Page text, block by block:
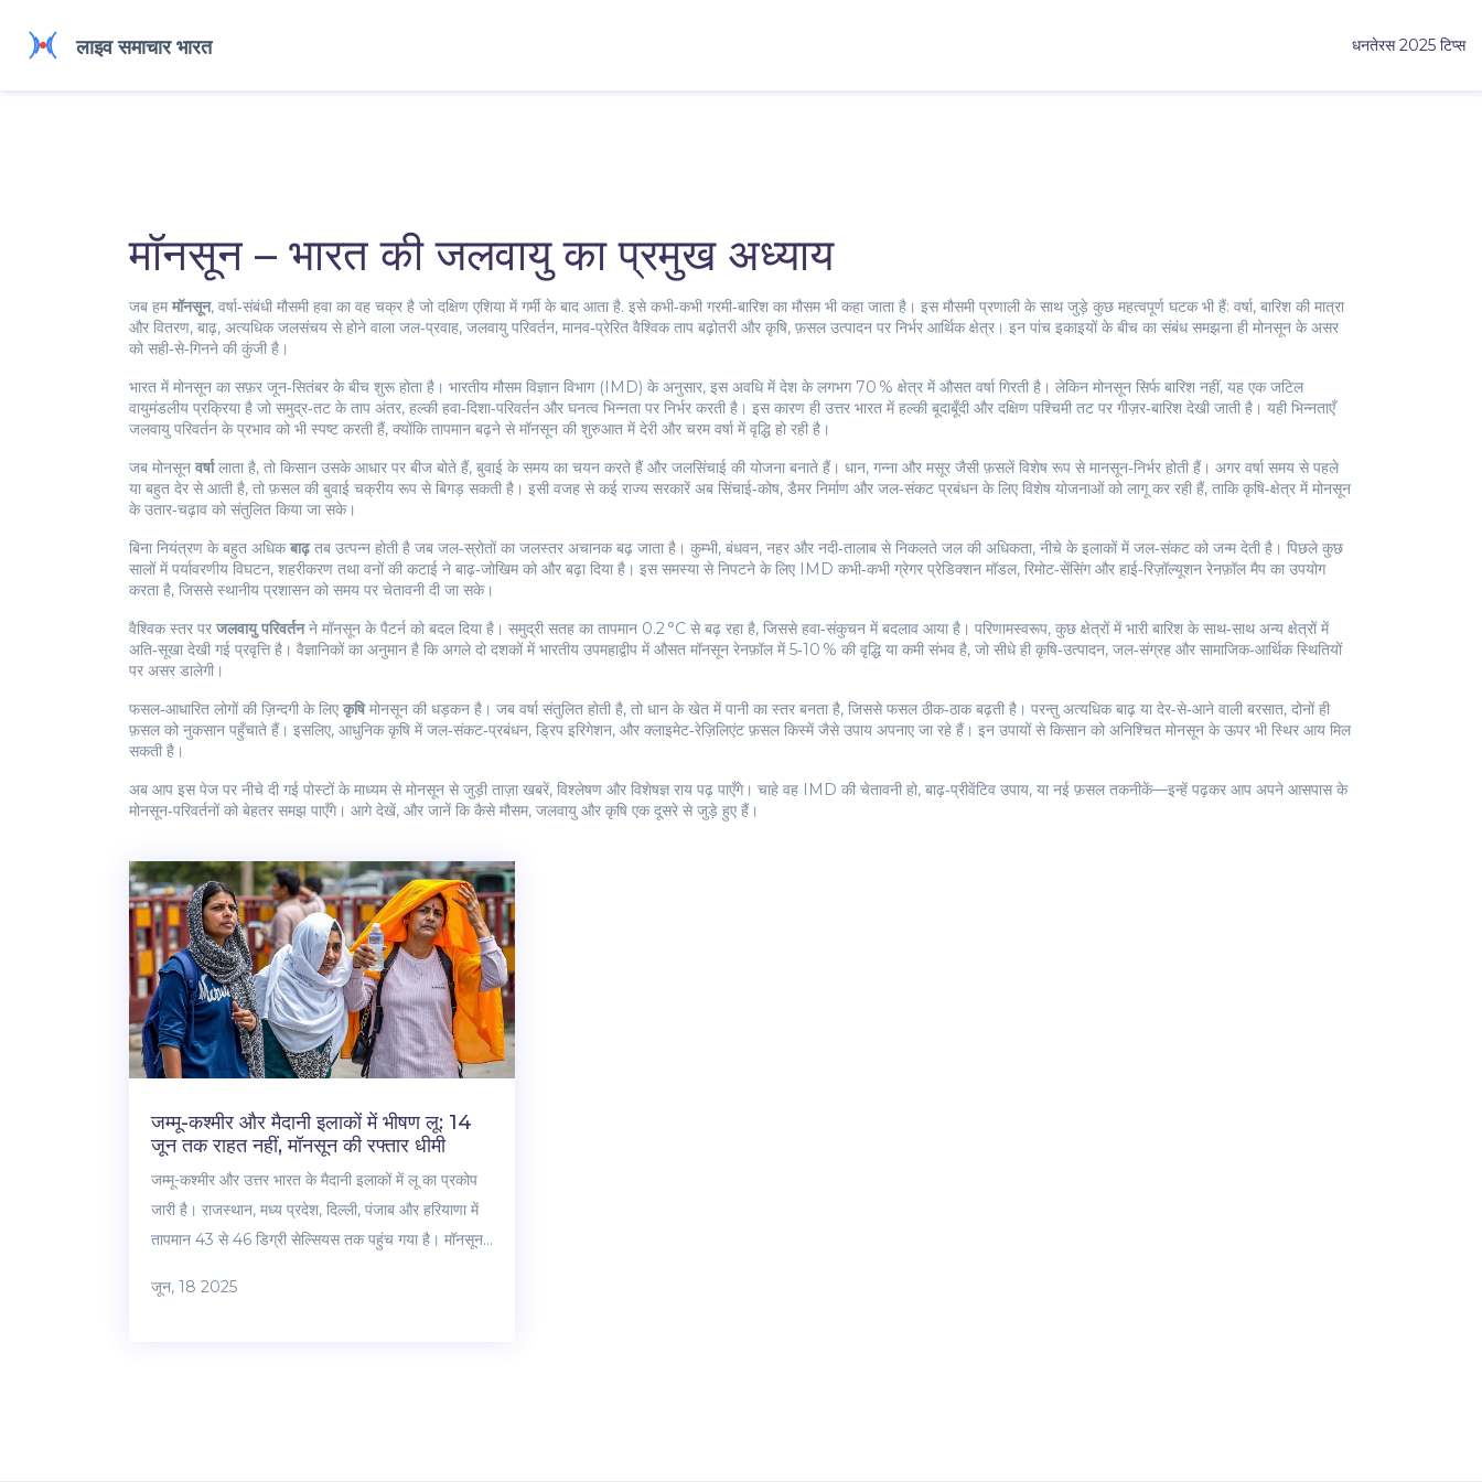
धनतेरस 2025 टिप्स
मॉनसून – भारत की जलवायु का प्रमुख अध्याय
जब हममॉनसून, वर्षा‑संबंधी मौसमी हवा का वह चक्र है जो दक्षिण एशिया में गर्मी के बाद आता है. इसे कभी‑कभी गरमी‑बारिश का मौसमभी कहा जाता है । इस मौसमी प्रणाली के साथ जुड़े कुछ महत्वपूर्ण घटक भी हैं: वर्षा, बारिश की मात्रा
और वितरण, बाढ़, अत्यधिक जलसंचय से होने वाला जल‑प्रवाह, जलवायु परिवर्तन, मानव‑प्रेरित वैश्विक ताप बढ़ोतरी और कृषि, फ़सल उत्पादन पर निर्भर आर्थिक क्षेत्र । इन पांच इकाइयों के बीच का संबंध समझना ही मोनसून के असर
को सही‑से‑गिनने की कुंजी है।
भारत में मोनसून का सफ़र जून‑सितंबर के बीच शुरू होता है। भारतीय मौसम विज्ञान विभाग (IMD) के अनुसार, इस अवधि में देश के लगभग 70 % क्षेत्र में औसत वर्षा गिरती है। लेकिन मोनसून सिर्फ बारिश नहीं, यह एक जटिल
वायुमंडलीय प्रक्रिया है जो समुद्र‑तट के ताप अंतर, हल्की हवा‑दिशा‑परिवर्तन और घनत्व भिन्नता पर निर्भर करती है। इस कारण ही उत्तर भारत में हल्की बूदाबूँदी और दक्षिण पश्चिमी तट पर गीज़र‑बारिश देखी जाती है। यही भिन्नताएँ
जलवायु परिवर्तन के प्रभाव को भी स्पष्ट करती हैं, क्योंकि तापमान बढ़ने से मॉनसून की शुरुआत में देरी और चरम वर्षा में वृद्धि हो रही है।
जब मोनसून वर्षालाता है, तो किसान उसके आधार पर बीज बोते हैं, बुवाई के समय का चयन करते हैं और जलसिंचाई की योजना बनाते हैं। धान, गन्ना और मसूर जैसी फ़सलें विशेष रूप से मानसून‑निर्भर होती हैं। अगर वर्षा समय से पहले
या बहुत देर से आती है, तो फ़सल की बुवाई चक्रीय रूप से बिगड़ सकती है। इसी वजह से कई राज्य सरकारें अब सिंचाई‑कोष, डैमर निर्माण और जल‑संकट प्रबंधन के लिए विशेष योजनाओं को लागू कर रही हैं, ताकि कृषि‑क्षेत्र में मोनसून
के उतार‑चढ़ाव को संतुलित किया जा सके।
बिना नियंत्रण के बहुत अधिकबाढ़तब उत्पन्न होती है जब जल‑स्रोतों का जलस्तर अचानक बढ़ जाता है। कुम्भी, बंधवन, नहर और नदी‑तालाब से निकलते जल की अधिकता, नीचे के इलाकों में जल‑संकट को जन्म देती है। पिछले कुछ
सालों में पर्यावरणीय विघटन, शहरीकरण तथा वनों की कटाई ने बाढ़‑जोखिम को और बढ़ा दिया है। इस समस्या से निपटने के लिए IMD कभी‑कभी ग्रेगर प्रेडिक्शन मॉडल, रिमोट‑सेंसिंग और हाई‑रिज़ॉल्यूशन रेनफ़ॉल मैप का उपयोग
करता है, जिससे स्थानीय प्रशासन को समय पर चेतावनी दी जा सके।
वैश्विक स्तर पर जलवायु परिवर्तनने मॉनसून के पैटर्न को बदल दिया है। समुद्री सतह का तापमान 0.2 °C से बढ़ रहा है, जिससे हवा‑संकुचन में बदलाव आया है। परिणामस्वरूप, कुछ क्षेत्रों में भारी बारिश के साथ‑साथ अन्य क्षेत्रों में
अति‑सूखा देखी गई प्रवृत्ति है। वैज्ञानिकों का अनुमान है कि अगले दो दशकों में भारतीय उपमहाद्वीप में औसत मॉनसून रेनफ़ॉल में 5‑10 % की वृद्धि या कमी संभव है, जो सीधे ही कृषि‑उत्पादन, जल‑संग्रह और सामाजिक‑आर्थिक स्थितियों
पर असर डालेगी।
फसल‑आधारित लोगों की ज़िन्दगी के लिए कृषिमोनसून की धड़कन है। जब वर्षा संतुलित होती है, तो धान के खेत में पानी का स्तर बनता है, जिससे फसल ठीक‑ठाक बढ़ती है। परन्तु अत्यधिक बाढ़ या देर‑से‑आने वाली बरसात, दोनों ही
फ़सल को नुकसान पहुँचाते हैं। इसलिए, आधुनिक कृषि में जल‑संकट‑प्रबंधन, ड्रिप इरिगेशन, और क्लाइमेट‑रेज़िलिएंट फ़सल किस्में जैसे उपाय अपनाए जा रहे हैं। इन उपायों से किसान को अनिश्चित मोनसून के ऊपर भी स्थिर आय मिल
सकती है।
अब आप इस पेज पर नीचे दी गई पोस्टों के माध्यम से मोनसून से जुड़ी ताज़ा खबरें, विश्लेषण और विशेषज्ञ राय पढ़ पाएँगे। चाहे वह IMD की चेतावनी हो, बाढ़‑प्रीवेंटिव उपाय, या नई फ़सल तकनीकें—इन्हें पढ़कर आप अपने आसपास के
मोनसून‑परिवर्तनों को बेहतर समझ पाएँगे। आगे देखें, और जानें कि कैसे मौसम, जलवायु और कृषि एक दूसरे से जुड़े हुए हैं।
जम्मू-कश्मीर और मैदानी इलाकों में भीषण लू: 14
जून तक राहत नहीं, मॉनसून की रफ्तार धीमी
जम्मू-कश्मीर और उत्तर भारत के मैदानी इलाकों में लू का प्रकोप
जारी है। राजस्थान, मध्य प्रदेश, दिल्ली, पंजाब और हरियाणा में
तापमान 43 से 46 डिग्री सेल्सियस तक पहुंच गया है। मॉनसून
बेहाल है।
जून, 18 2025